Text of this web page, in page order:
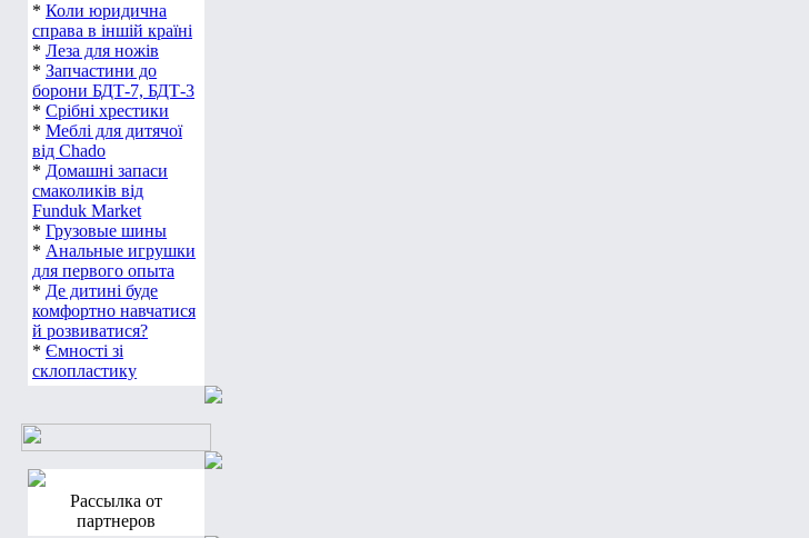
* Коли юридична
справа в іншій країні
* Леза для ножів
* Запчастини до
борони БДТ-7, БДТ-3
* Срібні хрестики
* Меблі для дитячої
від Chado
* Домашні запаси
смаколиків від
Funduk Market
* Грузовые шины
* Анальные игрушки
для первого опыта
* Де дитині буде
комфортно навчатися
й розвиватися?
* Ємності зі
склопластику
Рассылка от
партнеров